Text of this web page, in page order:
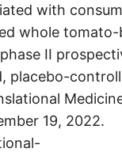
with
whole
II
placebo-
19, 2022.